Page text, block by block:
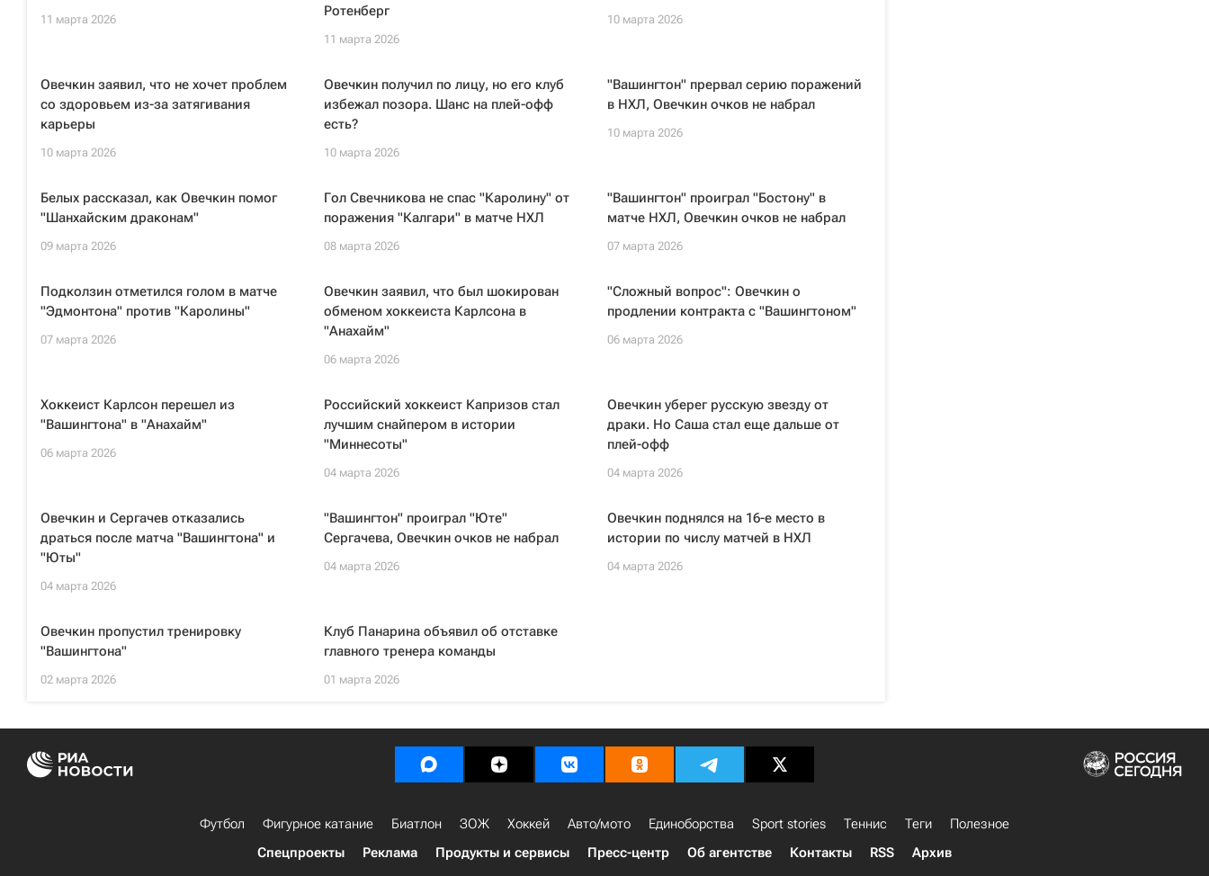
11 марта 2026
Ротенберг
11 марта 2026
10 марта 2026
Овечкин заявил, что не хочет проблем
со здоровьем из-за затягивания
карьеры
10 марта 2026
Овечкин получил по лицу, но его клуб
избежал позора. Шанс на плей-офф
есть?
10 марта 2026
"Вашингтон" прервал серию поражений
в НХЛ, Овечкин очков не набрал
10 марта 2026
Белых рассказал, как Овечкин помог
"Шанхайским драконам"
09 марта 2026
Гол Свечникова не спас "Каролину" от
поражения "Калгари" в матче НХЛ
08 марта 2026
"Вашингтон" проиграл "Бостону" в
матче НХЛ, Овечкин очков не набрал
07 марта 2026
Подколзин отметился голом в матче
"Эдмонтона" против "Каролины"
07 марта 2026
Овечкин заявил, что был шокирован
обменом хоккеиста Карлсона в
"Анахайм"
06 марта 2026
"Сложный вопрос": Овечкин о
продлении контракта с "Вашингтоном"
06 марта 2026
Хоккеист Карлсон перешел из
"Вашингтона" в "Анахайм"
06 марта 2026
Российский хоккеист Капризов стал
лучшим снайпером в истории
"Миннесоты"
04 марта 2026
Овечкин уберег русскую звезду от
драки. Но Саша стал еще дальше от
плей-офф
04 марта 2026
Овечкин и Сергачев отказались
драться после матча "Вашингтона" и
"Юты"
04 марта 2026
"Вашингтон" проиграл "Юте"
Сергачева, Овечкин очков не набрал
04 марта 2026
Овечкин поднялся на 16-е место в
истории по числу матчей в НХЛ
04 марта 2026
Овечкин пропустил тренировку
"Вашингтона"
02 марта 2026
Клуб Панарина объявил об отставке
главного тренера команды
01 марта 2026
Футбол Фигурное катание Биатлон ЗОЖ Хоккей Авто/мото Единоборства Sport stories Теннис Теги
Полезное
Спецпроекты
Реклама Продукты и сервисы Пресс-центр Об агентстве Контакты RSS Архив